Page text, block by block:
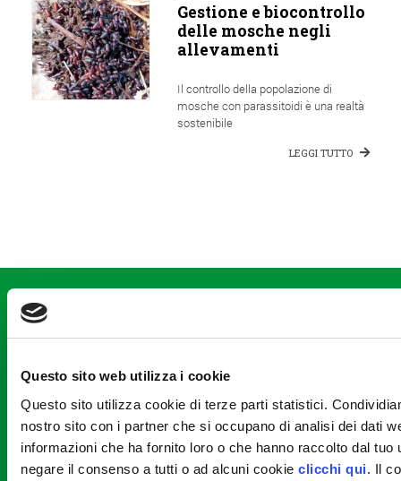
Questo sito web utilizza i cookie
Questo sito utilizza cookie di terze parti statistici.
nostro sito con i partner che si occupano di analisi dei dati
informazioni che ha fornito loro o che hanno raccolto dal
negare il consenso a tutti o ad alcuni cookie clicchi qui. Il
Gestione e biocontrollo
delle mosche negli
allevamenti
Il controllo della popolazione di
mosche con parassitoidi è una realtà
sostenibile
LEGGI TUTTO
CONTATTACI
Consorzio Agrario di Parma Soc. Coop.
Str. dei Mercati, 17 - Parma (PR)
fax +39.0521.928202
Meccanizzazione